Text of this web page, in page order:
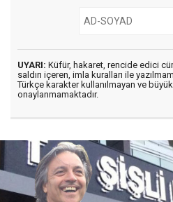
UYARI: Küfür, hakaret, rencide edici
saldırı içeren, imla kuralları ile
Türkçe karakter kullanılmayan ve
onaylanmamaktadır.